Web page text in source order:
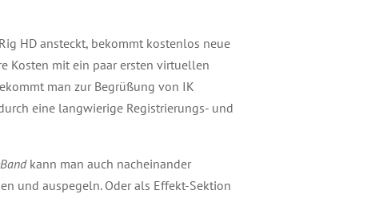
HD ansteckt, bekommt kostenlos neue
Kosten mit ein paar ersten virtuellen
man zur Begrüßung von IK
eine langwierige Registrierungs- und
kann man auch nacheinander
und auspegeln. Oder als Effekt-Sektion